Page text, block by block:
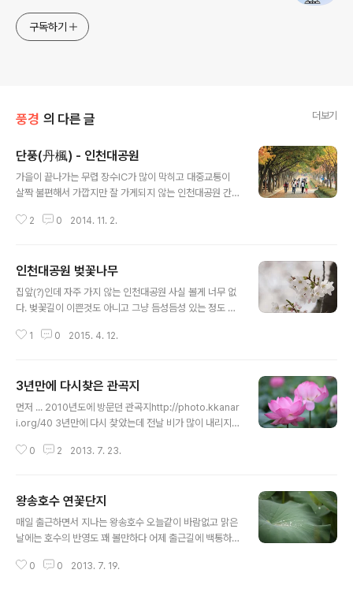
구독하기
풍경 의 다른 글 더보기
단풍(丹楓) - 인천대공원
가을이 끝나가는 무렵 장수IC가 많이 막히고 대중교통이
살짝 불편해서 가깝지만 잘 가게되지 않는 인천대공원 간
많은 시간에 방문해서 사진찍기가 어려웠지만 처음 날린샷
2 0 2014. 11. 2.
인천대공원 벚꽃나무
집앞(?)인데 자주 가지 않는 인천대공원 사실 볼게 너무 없
다. 벚꽃길이 이쁜것도 아니고 그냥 듬성듬성 있는 정도 인
차 놓고 버스타고 왔는데 사람이 음청 많네 장수IC 근처라
이나 갈껄 ㅠ_ㅠ
1 0 2015. 4. 12.
3년만에 다시찾은 관곡지
먼저 ... 2010년도에 방문던 관곡지http://photo.kkanar
i.org/40 3년만에 다시 찾았는데 전날 비가 많이 내리지
리지 않았지만 바람은 많이 불어 사진찍기에 그다지 좋은
을듯~
0 2 2013. 7. 23.
왕송호수 연꽃단지
매일 출근하면서 지나는 왕송호수 오늘같이 바람없고 맑은
날에는 호수의 반영도 꽤 볼만하다 어제 출근길에 백통하
도 모자르고 비가 내리네 주말에는 관곡지를 다시 노려봐
0 0 2013. 7. 19.